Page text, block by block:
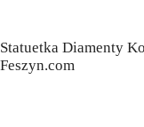
Statuetka Diamenty
Feszyn.com